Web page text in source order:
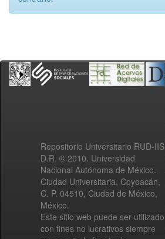
Repositorio Universitario RUD-IIS
D.R. © 2010. Universidad
Nacional Autónoma de México.
Ciudad Universitaria, Coyoacán,
C. P. 04510, Ciudad de México,
México.
Este sitio web puede ser utilizado
con fines no lucrativos siempre